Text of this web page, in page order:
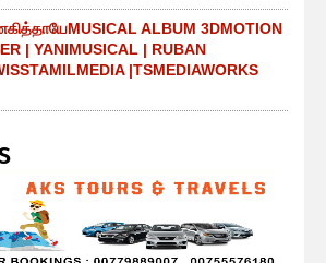
ALBUM 3DMOTION
| YANIMUSICAL | RUBAN
|TSMEDIAWORKS